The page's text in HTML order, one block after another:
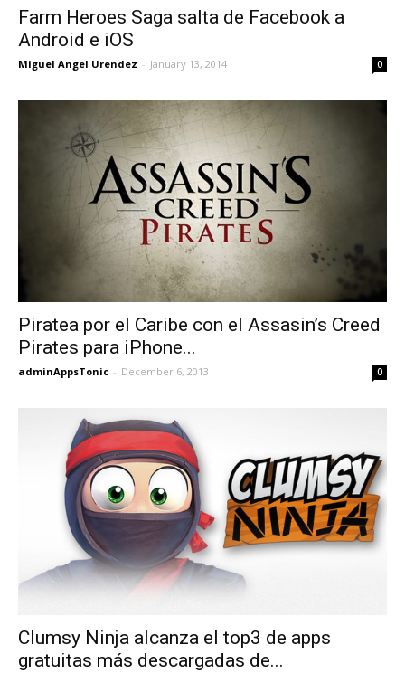
Farm Heroes Saga salta de Facebook a
Android e iOS
Miguel Angel Urendez - January 13, 2014 0
Piratea por el Caribe con el Assasin’s Creed
Pirates para iPhone...
adminAppsTonic - December 6, 2013 0
Clumsy Ninja alcanza el top3 de apps
gratuitas más descargadas de...